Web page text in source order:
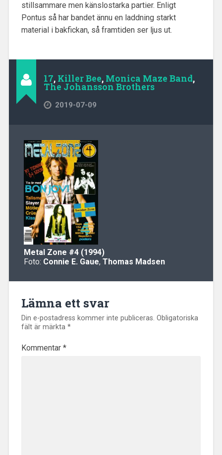
stillsammare men känslostarka partier. Enligt
Pontus så har bandet ännu en laddning starkt
material i bakfickan, så framtiden ser ljus ut.
17, Killer Bee, Monica Maze Band,
The Johansson Brothers
2019-07-09
Metal Zone #4 (1994)
Foto: Connie E. Gaue, Thomas Madsen
Lämna ett svar
Din e-postadress kommer inte publiceras. Obligatoriska
fält är märkta *
Kommentar *